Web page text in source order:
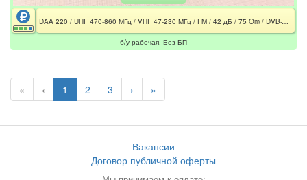
DAA 220 / UHF 470-860 МГц / VHF 47-230 МГц / FM / 42 дБ / 75 Om / DVB-T / DVB-T2 / Без БП
б/у рабочая. Без БП
« ‹ 1 2 3 › »
Вакансии
Договор публичной оферты